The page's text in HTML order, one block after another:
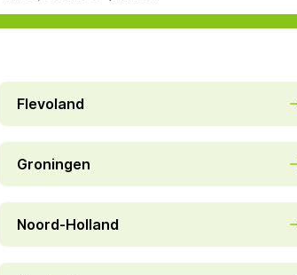
Flevoland
Groningen
Noord-Holland